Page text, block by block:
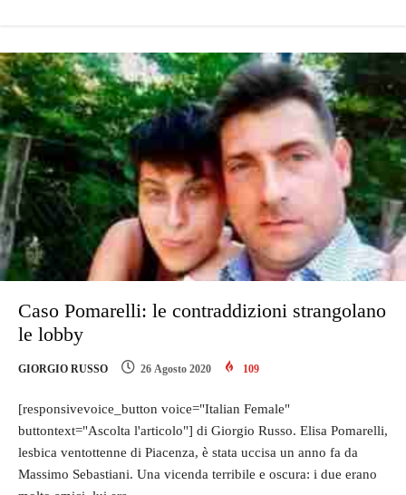
Caso Pomarelli: le contraddizioni strangolano
le lobby
GIORGIO RUSSO 26 Agosto 2020 109
[responsivevoice_button voice="Italian Female"
buttontext="Ascolta l'articolo"] di Giorgio Russo. Elisa Pomarelli,
lesbica ventottenne di Piacenza, è stata uccisa un anno fa da
Massimo Sebastiani. Una vicenda terribile e oscura: i due erano